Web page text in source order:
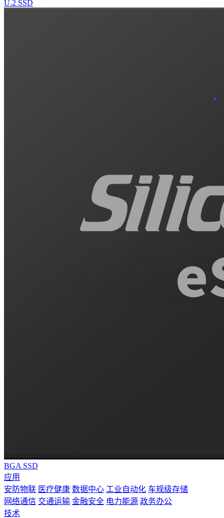
U.2 SSD
BGA SSD
应用
安防物联 医疗健康 数据中心 工业自动化 车规级存储
网络通信 交通运输 金融安全 电力能源 政务办公
技术